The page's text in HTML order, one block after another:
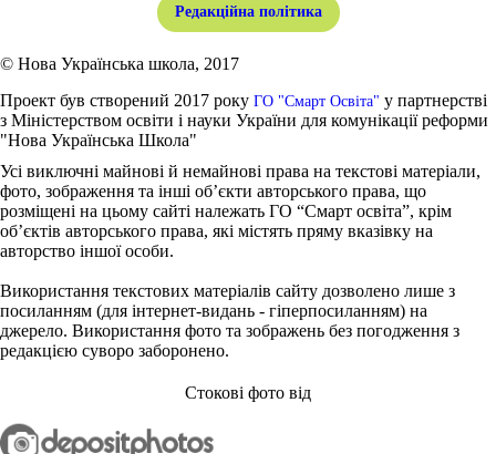
Редакційна політика
© Нова Українська школа, 2017
Проект був створений 2017 року ГО "Смарт Освіта" у партнерстві
з Міністерством освіти і науки України для комунікації реформи
"Нова Українська Школа"
Усі виключні майнові й немайнові права на текстові матеріали,
фото, зображення та інші об’єкти авторського права, що
розміщені на цьому сайті належать ГО “Смарт освіта”, крім
об’єктів авторського права, які містять пряму вказівку на
авторство іншої особи.
Використання текстових матеріалів сайту дозволено лише з
посиланням (для інтернет-видань - гіперпосиланням) на
джерело. Використання фото та зображень без погодження з
редакцією суворо заборонено.
Стокові фото від